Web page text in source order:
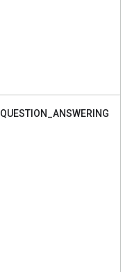
QUESTION_ANSWERING